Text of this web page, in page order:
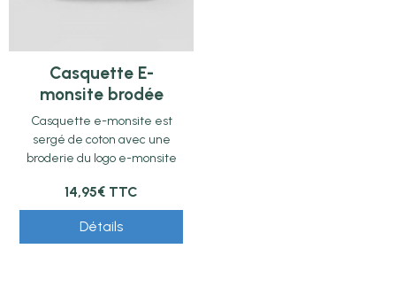
Casquette E-
monsite brodée
Casquette e-monsite est
sergé de coton avec une
broderie du logo e-monsite
14,95€ TTC
Détails